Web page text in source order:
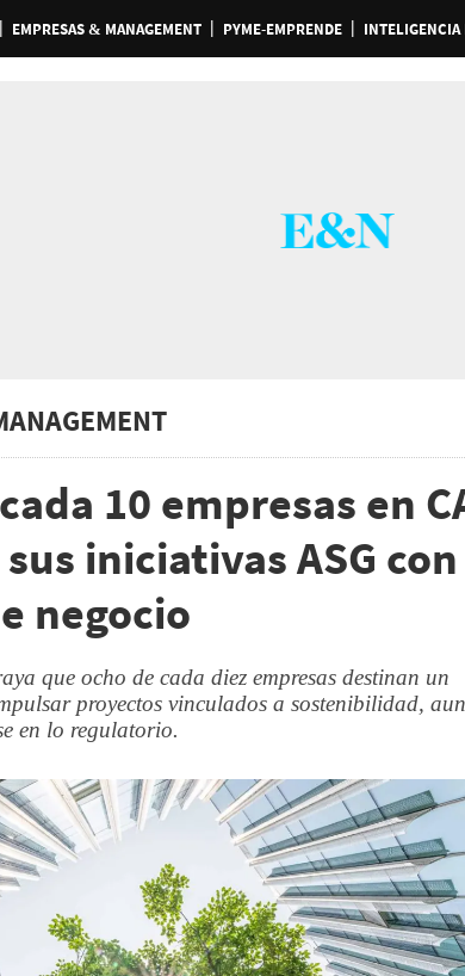
EMPRESAS & MANAGEMENT PYME-EMPRENDE
10 empresas en
iniciativas ASG
negocio
que ocho de cada diez empresas destinan un
proyectos vinculados a sostenibilidad,
en lo regulatorio.